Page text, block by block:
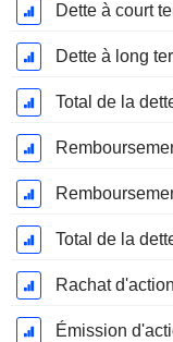
Dette à court
Dette à long
Total de la
Total de la
Rachat
Émission